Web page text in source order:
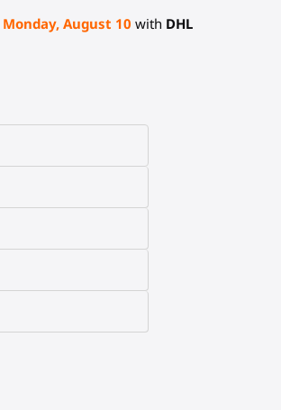
Monday, August 10 with DHL